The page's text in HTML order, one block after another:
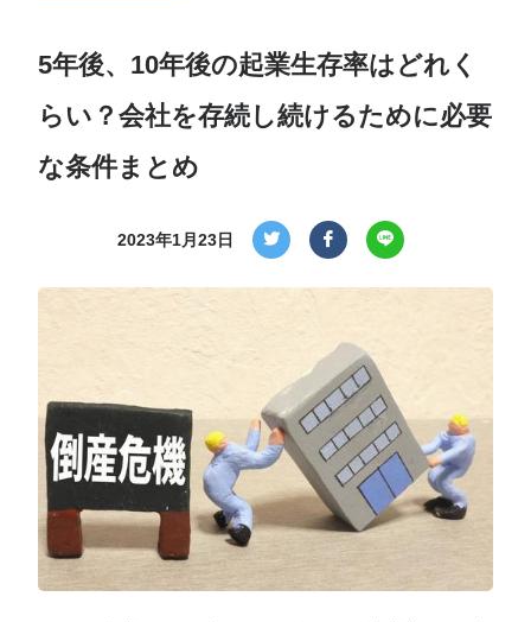
5年後、10年後の起業生存率はどれく
らい？会社を存続し続けるために必要
な条件まとめ
2023年1月23日